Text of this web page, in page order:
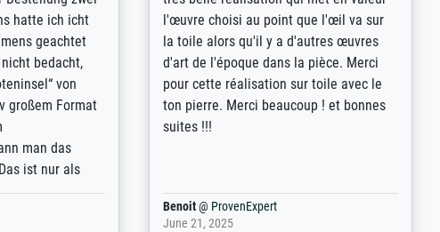
and provides
obtain the best
by the
a vast
from, and
also with
not in that
deren Reproduktionsmöglichkeiten;
wurde sehr gut durch die einzelnen
Bestellkriterien geführt, verständliche
Erklärungen, z.B. mit Bilddarstellungen,
werde auf jeden Fall meine guten
Erfahrungen weitergeben.
Anonym@ProvenExpert
May 13, 2026